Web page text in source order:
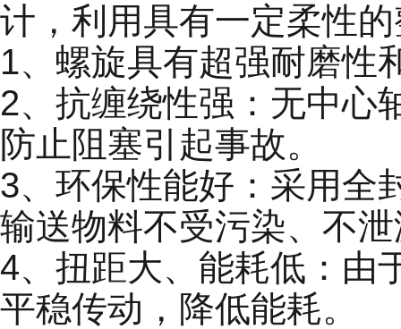
计，利用具有一定柔性
1、螺旋具有超强耐磨性
2、抗缠绕性强：无中心
防止阻塞引起事故。
3、环保性能好：采用全
输送物料不受污染、不
4、扭距大、能耗低：由
平稳传动，降低能耗。